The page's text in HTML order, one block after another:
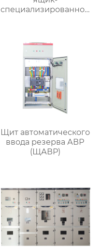
специализированное
Щит автоматического
ввода резерва АВР
(ЩАВР)